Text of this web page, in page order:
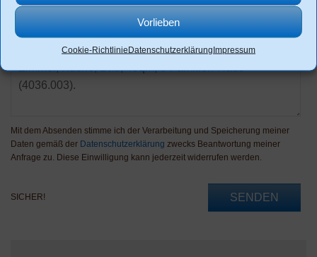
Vorlieben
Cookie-RichtlinieDatenschutzerklärungImpressum
Mit dem Absenden stimme ich der Verarbeitung und Speicherung meiner
Daten gemäß der Datenschutzerklärung zwecks Beantwortung meiner
Anfrage zu. Diese Einwilligung kann jederzeit widerrufen werden.
SICHER! SENDEN